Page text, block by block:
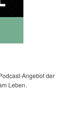
Angebot der
Leben.